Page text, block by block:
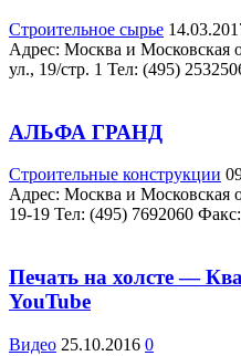
Строительное сырье
Адрес: Москва и Московская
ул., 19/стр. 1 Teл: (495)
АЛЬФА ГРАНД
Строительные конструкции
Адрес: Москва и Московская
19-19 Teл: (495) 7692060
Печать на холсте —
YouTube
Видео 25.10.2016 0